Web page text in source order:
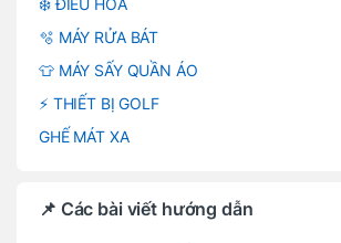
❄️ ĐIỀU HOÀ
🫧 MÁY RỬA BÁT
👕 MÁY SẤY QUẦN ÁO
⚡ THIẾT BỊ GOLF
GHẾ MÁT XA
📌 Các bài viết hướng dẫn